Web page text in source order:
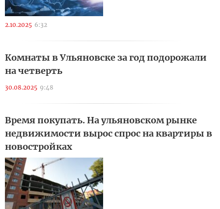
2.10.2025 6:32
Комнаты в Ульяновске за год подорожали
на четверть
30.08.2025 9:48
Время покупать. На ульяновском рынке
недвижимости вырос спрос на квартиры в
новостройках